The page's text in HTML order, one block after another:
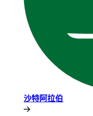
沙特阿拉伯​​